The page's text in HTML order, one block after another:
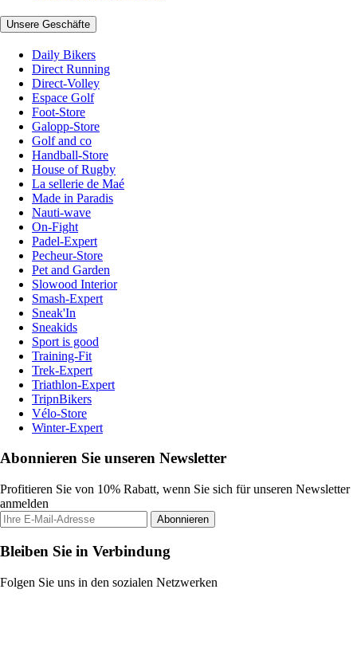
Unsere Geschäfte
Daily Bikers
Direct Running
Direct-Volley
Espace Golf
Foot-Store
Galopp-Store
Golf and co
Handball-Store
House of Rugby
La sellerie de Maé
Made in Paradis
Nauti-wave
On-Fight
Padel-Expert
Pecheur-Store
Pet and Garden
Slowood Interior
Smash-Expert
Sneak'In
Sneakids
Sport is good
Training-Fit
Trek-Expert
Triathlon-Expert
TripnBikers
Vélo-Store
Winter-Expert
Abonnieren Sie unseren Newsletter
Profitieren Sie von 10% Rabatt, wenn Sie sich für unseren Newsletter
anmelden
Abonnieren
Bleiben Sie in Verbindung
Folgen Sie uns in den sozialen Netzwerken